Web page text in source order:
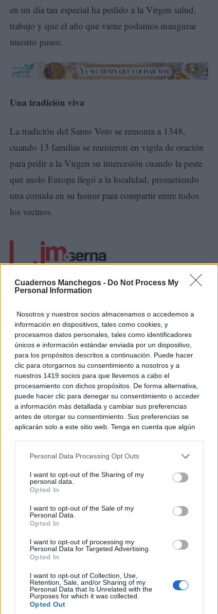
Cuadernos Manchegos - Do Not Process My
Personal Information
Nosotros y nuestros socios almacenamos o accedemos a
información en dispositivos, tales como cookies, y
procesamos datos personales, tales como identificadores
únicos e información estándar enviada por un dispositivo,
para los propósitos descritos a continuación. Puede hacer
clic para otorgarnos su consentimiento a nosotros y a
nuestros 1419 socios para que llevemos a cabo el
procesamiento con dichos propósitos. De forma alternativa,
puede hacer clic para denegar su consentimiento o acceder
a información más detallada y cambiar sus preferencias
antes de otorgar su consentimiento. Sus preferencias se
aplicarán solo a este sitio web. Tenga en cuenta que algún
rechazar tal procesamiento. Puede cambiar sus preferencias
a este sitio y haciendo clic en el botón "Privacidad" en la
parte inferior de la página web.
Please note that this website/app uses one or more Google
services and may gather and store information including but
not limited to your visit or usage behaviour. You may click to
use your data for below specified purposes in below Google
consent section.
Personal Data Processing Opt Outs
I want to opt-out of the Sharing of my
personal data.
Opted In
I want to opt-out of the Sale of my
Personal Data.
Opted In
I want to opt-out of processing my
Personal Data for Targeted Advertising.
Opted In
I want to opt-out of Collection, Use,
Retention, Sale, and/or Sharing of my
Personal Data that Is Unrelated with the
Purposes for which it was collected.
Opted Out
en un día tan especial ha pedido a la Virgen salud,
trabajo y que el año que viene podamos inaugurar
nuestro paseo.
Una tradición viva
La tradición del Santo Voto se remonta a 1348,
cuando 13 familias se reunieron en vigila de oración
para pedir a la Virgen su intercesión cuando la peste
que asolo Europa llegó a la localidad, prometiendo
una comida en su honor para compartir entre todos
los vecinos.
Un voto a perpetuidad que casi siete siglos después
sigue vivo materializándose en esta comida en honor
a la Virgen, tras la tradicional misa y bendición. Un
guiso emblemático, cocinado durante toda la noche a
fuego lento en las míticas ollas distribuidas en la
explanada de la parroquia de la Virgen de Gracia para
rememorar aquella noche, y que cada año congrega a
miles de ciudadanos. En concreto, este año se han
repartido más de 9.000 raciones para agradecer y
compartir la fe, la promesa y voto que los ciudadanos
de Puertollano ofrecieron a la Virgen hace más de
600 años.
TE RECOMENDAMOS